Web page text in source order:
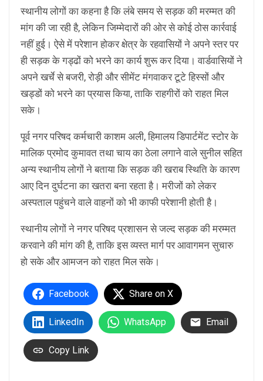
स्थानीय लोगों का कहना है कि लंबे समय से सड़क की मरम्मत की
मांग की जा रही है, लेकिन जिम्मेदारों की ओर से कोई ठोस कार्रवाई
नहीं हुई। ऐसे में परेशान होकर क्षेत्र के रहवासियों ने अपने स्तर पर
ही सड़क के गड्ढों को भरने का कार्य शुरू कर दिया। वार्डवासियों ने
अपने खर्चे से बजरी, रोड़ी और सीमेंट मंगवाकर टूटे हिस्सों और
खड्डों को भरने का प्रयास किया, ताकि राहगीरों को राहत मिल
सके।
पूर्व नगर परिषद कर्मचारी काशम अली, हिमालय डिपार्टमेंट स्टोर के
मालिक प्रमोद कुमावत तथा चाय का ठेला लगाने वाले सुनील सहित
अन्य स्थानीय लोगों ने बताया कि सड़क की खराब स्थिति के कारण
आए दिन दुर्घटना का खतरा बना रहता है। मरीजों को लेकर
अस्पताल पहुंचने वाले वाहनों को भी काफी परेशानी होती है।
स्थानीय लोगों ने नगर परिषद प्रशासन से जल्द सड़क की मरम्मत
करवाने की मांग की है, ताकि इस व्यस्त मार्ग पर आवागमन सुचारु
हो सके और आमजन को राहत मिल सके।
Facebook Share on X
LinkedIn WhatsApp Email
Copy Link